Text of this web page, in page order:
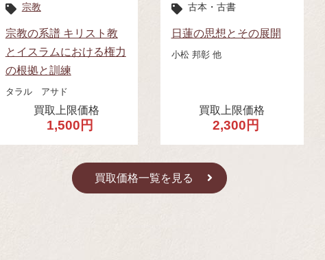
宗教
宗教の系譜 キリスト教
とイスラムにおける権力
の根拠と訓練
タラル アサド
買取上限価格
1,500円
古本・古書
日蓮の思想とその展開
小松 邦彰 他
買取上限価格
2,300円
買取価格一覧を見る